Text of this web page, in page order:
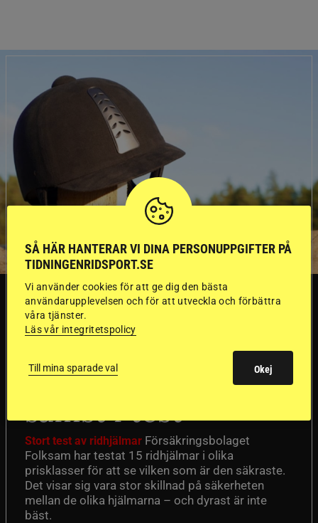
SVERIGE
ridhjälmarna blev
sämst i test
Stort test av ridhjälmar Försäkringsbolaget
Folksam har testat 15 ridhjälmar i olika
prisklasser för att se vilken som är den säkraste.
Det visar sig vara stor skillnad på säkerheten
mellan de olika hjälmarna – och dyrast är inte
bäst.
SÅ HÄR HANTERAR VI DINA PERSONUPPGIFTER PÅ
TIDNINGENRIDSPORT.SE
Vi använder cookies för att ge dig den bästa
användarupplevelsen och för att utveckla och förbättra
våra tjänster.
Läs vår integritetspolicy
Till mina sparade val Okej